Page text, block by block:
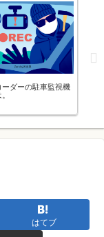
ーダーの駐車監視機
はてブ